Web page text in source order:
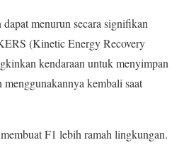
menurun secara signifikan
(Kinetic Energy Recovery
kendaraan untuk menyimpan
menggunakannya kembali saat
F1 lebih ramah lingkungan.